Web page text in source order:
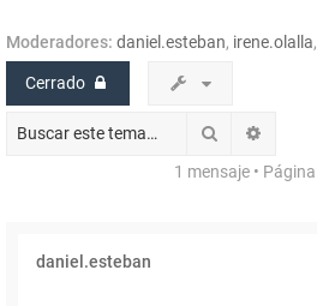
Moderadores: daniel.esteban, irene.olalla,
Cerrado
Buscar
1 mensaje • Página
daniel.esteban